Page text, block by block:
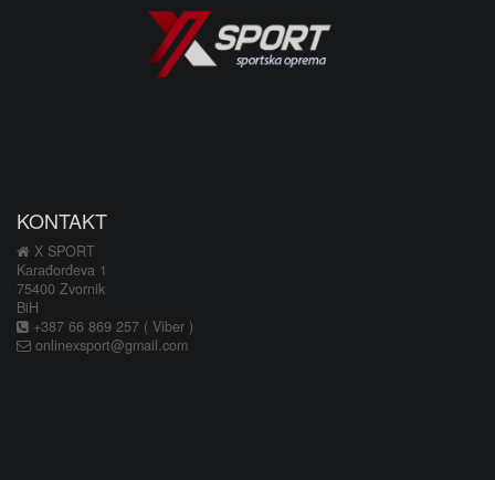
KONTAKT
X SPORT
Karađorđeva 1
75400 Zvornik
BiH
+387 66 869 257 ( Viber )
onlinexsport@gmail.com